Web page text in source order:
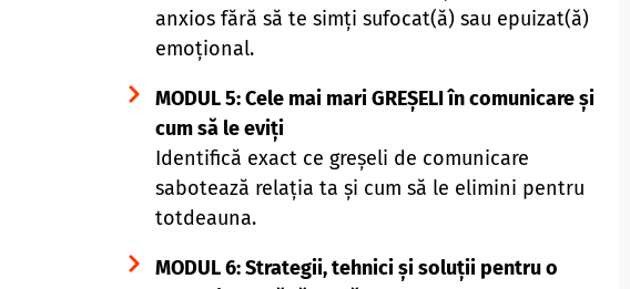
anxios fără să te simți sufocat(ă) sau epuizat(ă)
emoțional.
MODUL 5: Cele mai mari GREȘELI în comunicare și
cum să le eviți
Identifică exact ce greșeli de comunicare
sabotează relația ta și cum să le elimini pentru
totdeauna.
MODUL 6: Strategii, tehnici și soluții pentru o